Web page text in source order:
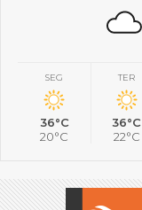
SEG
36°C
20°C
TER
36°C
22°C